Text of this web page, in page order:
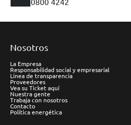
Nosotros
La Empresa
Responsabilidad social y empresarial
Línea de transparencia
Proveedores
Vea su Ticket aquí
Nuestra gente
Trabaja con nosotros
Contacto
Política energética